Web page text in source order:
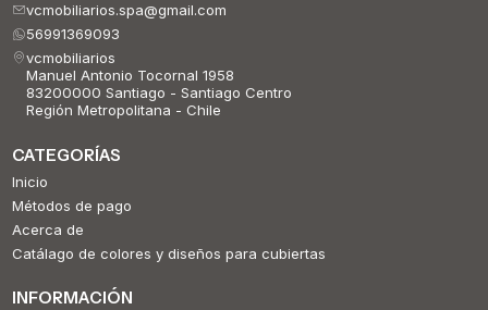
vcmobiliarios.spa@gmail.com
56991369093
vcmobiliarios
Manuel Antonio Tocornal 1958
83200000 Santiago - Santiago Centro
Región Metropolitana - Chile
CATEGORÍAS
Inicio
Métodos de pago
Acerca de
Catálago de colores y diseños para cubiertas
INFORMACIÓN